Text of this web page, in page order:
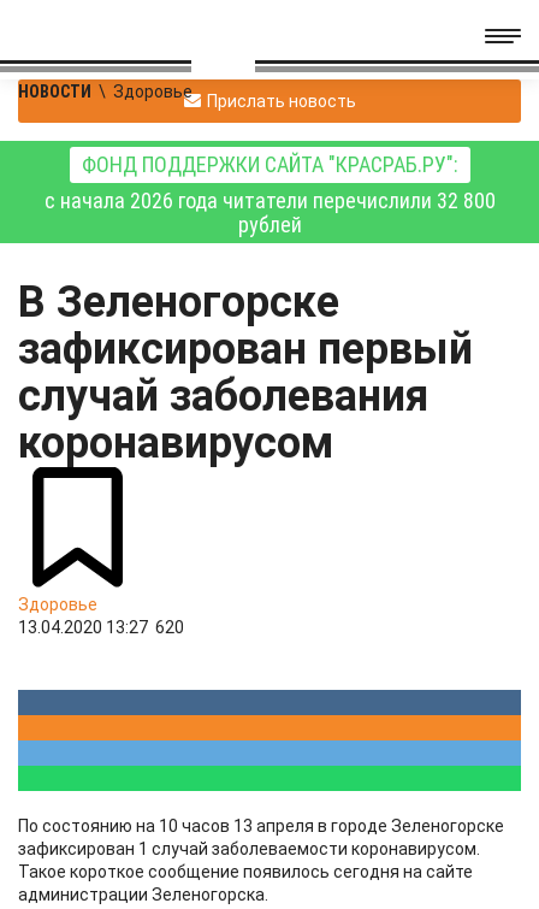
НОВОСТИ \ Здоровье Прислать новость
ФОНД ПОДДЕРЖКИ САЙТА "КРАСРАБ.РУ":
с начала 2026 года читатели перечислили 32 800
рублей
В Зеленогорске
зафиксирован первый
случай заболевания
коронавирусом
Здоровье
13.04.2020 13:27 620
По состоянию на 10 часов 13 апреля в городе Зеленогорске
зафиксирован 1 случай заболеваемости коронавирусом.
Такое короткое сообщение появилось сегодня на сайте
администрации Зеленогорска.